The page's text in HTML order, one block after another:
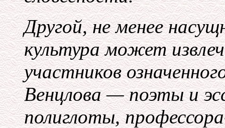
Другой, не менее
культура может
участников
Венцлова — поэты и
полиглоты,